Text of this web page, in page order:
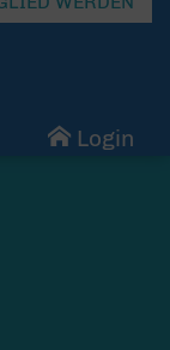
Login